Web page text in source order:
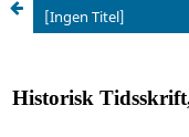
[Ingen Titel]